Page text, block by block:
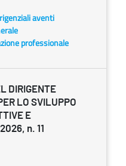
aventi
professionale
DIRIGENTE
LO SVILUPPO
E
n. 11